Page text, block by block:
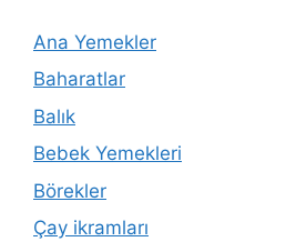
Ana Yemekler
Baharatlar
Balık
Bebek Yemekleri
Börekler
Çay ikramları